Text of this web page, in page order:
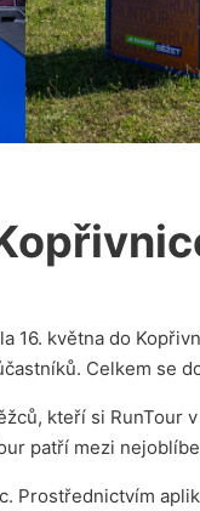
16. května do
Celkem se
kteří si RunTour
patří mezi
Prostřednictvím